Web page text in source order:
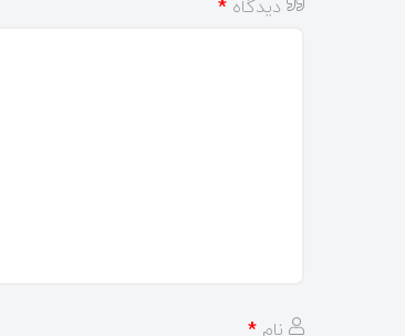
دیدگاه *
نام *